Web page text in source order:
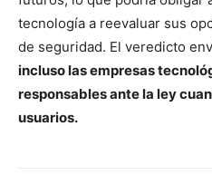
tecnología a reevaluar sus
de seguridad. El veredicto
incluso las empresas
responsables ante la ley
usuarios.